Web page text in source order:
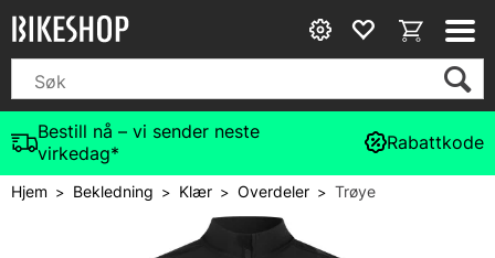
Bestill nå – vi sender neste
virkedag*
Rabattkode
Hjem> Bekledning > Klær>Overdeler>Trøye